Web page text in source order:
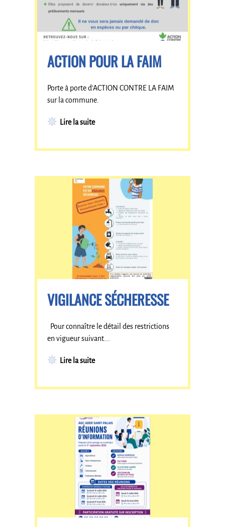
ACTION POUR LA FAIM
Porte à porte d'ACTION CONTRE LA FAIM
sur la commune.
Lire la suite
VIGILANCE SÉCHERESSE
Pour connaître le détail des restrictions
en vigueur suivant...
Lire la suite